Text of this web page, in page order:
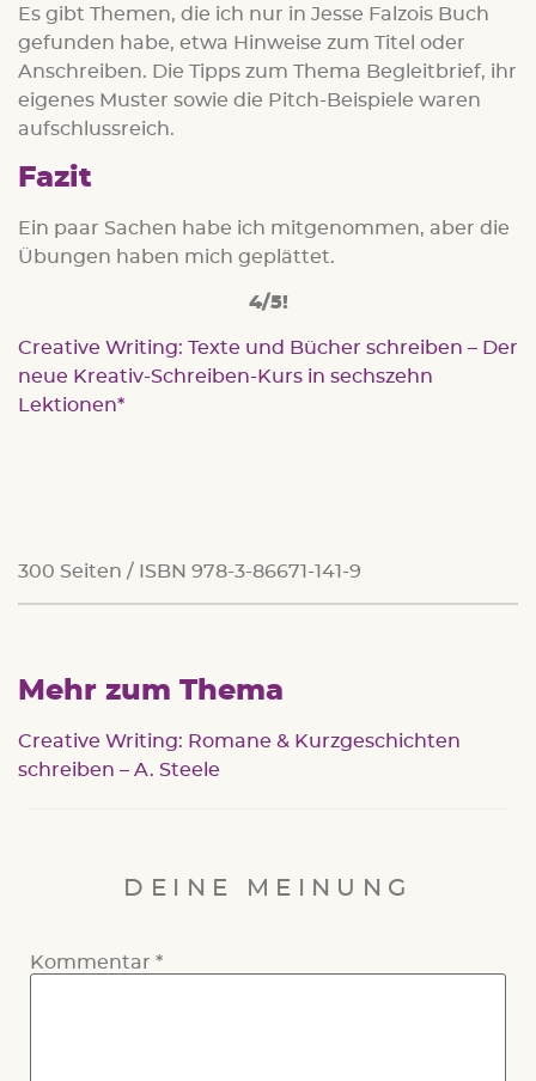
Es gibt Themen, die ich nur in Jesse Falzois Buch
gefunden habe, etwa Hinweise zum Titel oder
Anschreiben. Die Tipps zum Thema Begleitbrief, ihr
eigenes Muster sowie die Pitch-Beispiele waren
aufschlussreich.
Fazit
Ein paar Sachen habe ich mitgenommen, aber die
Übungen haben mich geplättet.
4/5!
Creative Writing: Texte und Bücher schreiben – Der
neue Kreativ-Schreiben-Kurs in sechszehn
Lektionen
300 Seiten / ISBN 978-3-86671-141-9
Mehr zum Thema
Creative Writing: Romane & Kurzgeschichten
schreiben – A. Steele
DEINE MEINUNG
Kommentar *